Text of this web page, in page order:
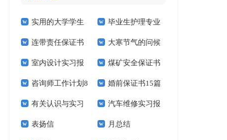
实用的大学学生
实习报告范文锦集六
篇
毕业生护理专业
求职信精选15篇
连带责任保证书 大寒节气的问候
祝福语
室内设计实习报
告汇编15篇
煤矿安全保证书
(15篇)
咨询师工作计划8
篇
婚前保证书15篇
有关认识与实习
报告模板集锦十篇
汽车维修实习报
告(汇编15篇)
表扬信 月总结